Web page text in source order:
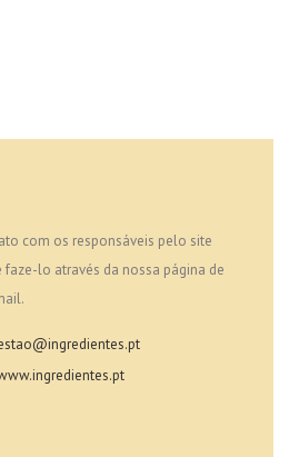
com os responsáveis pelo site
lo através da nossa página de